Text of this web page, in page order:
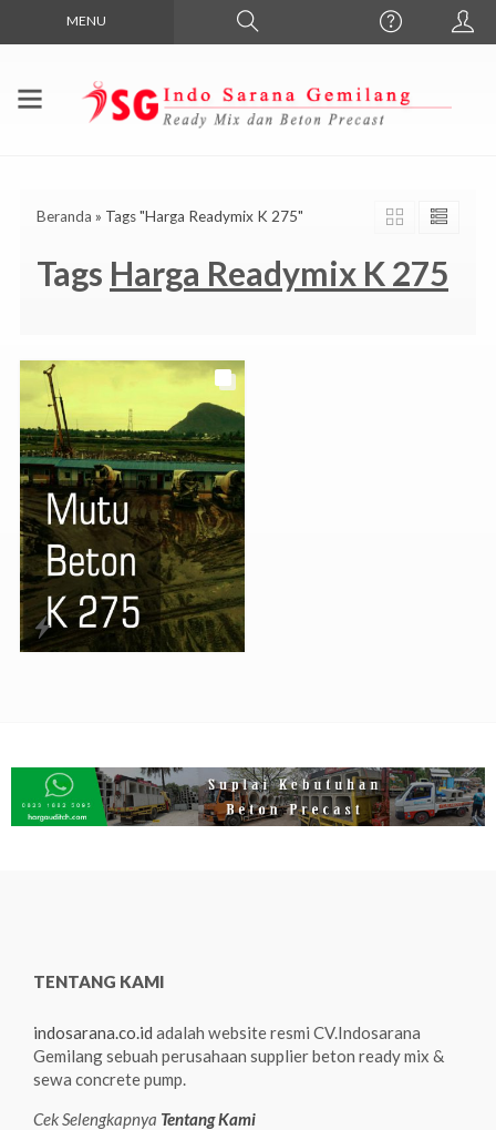
MENU
Beranda » Tags "Harga Readymix K 275"
Tags Harga Readymix K 275
TENTANG KAMI
indosarana.co.id adalah website resmi CV.Indosarana
Gemilang sebuah perusahaan supplier beton ready mix &
sewa concrete pump.
Cek Selengkapnya Tentang Kami